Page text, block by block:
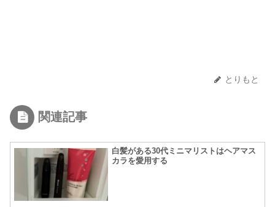
とりもと
関連記事
白髪がある30代ミニマリストはヘアマス
カラを愛用する